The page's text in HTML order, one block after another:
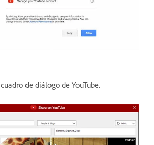
de diálogo de YouTube.